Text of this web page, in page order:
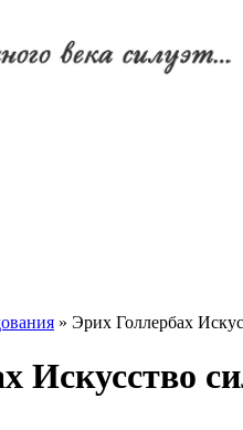
» Эрих Голлербах
Искусство